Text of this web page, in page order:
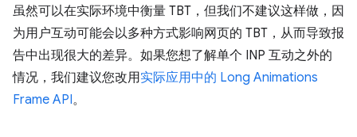
虽然可以在实际环境中衡量 TBT，但我们不建议这样做，因
为用户互动可能会以多种方式影响网页的 TBT，从而导致报
告中出现很大的差异。如果您想了解单个 INP 互动之外的
情况，我们建议您改用实际应用中的 Long Animations
Frame API。